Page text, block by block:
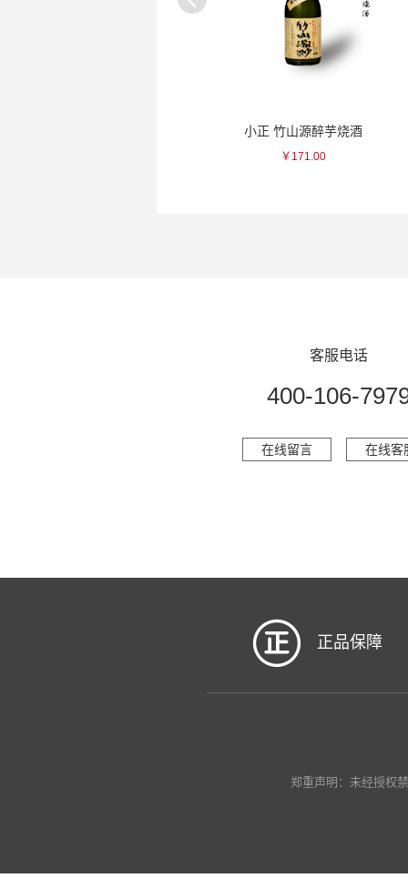
小正 竹山源醉芋烧酒
￥171.00
客服电话
400-106-
在线留言 在线客
正品保障
郑重声明：未经授权